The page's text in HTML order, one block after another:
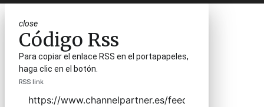
close
Código Rss
Para copiar el enlace RSS en el portapapeles,
haga clic en el botón.
RSS link